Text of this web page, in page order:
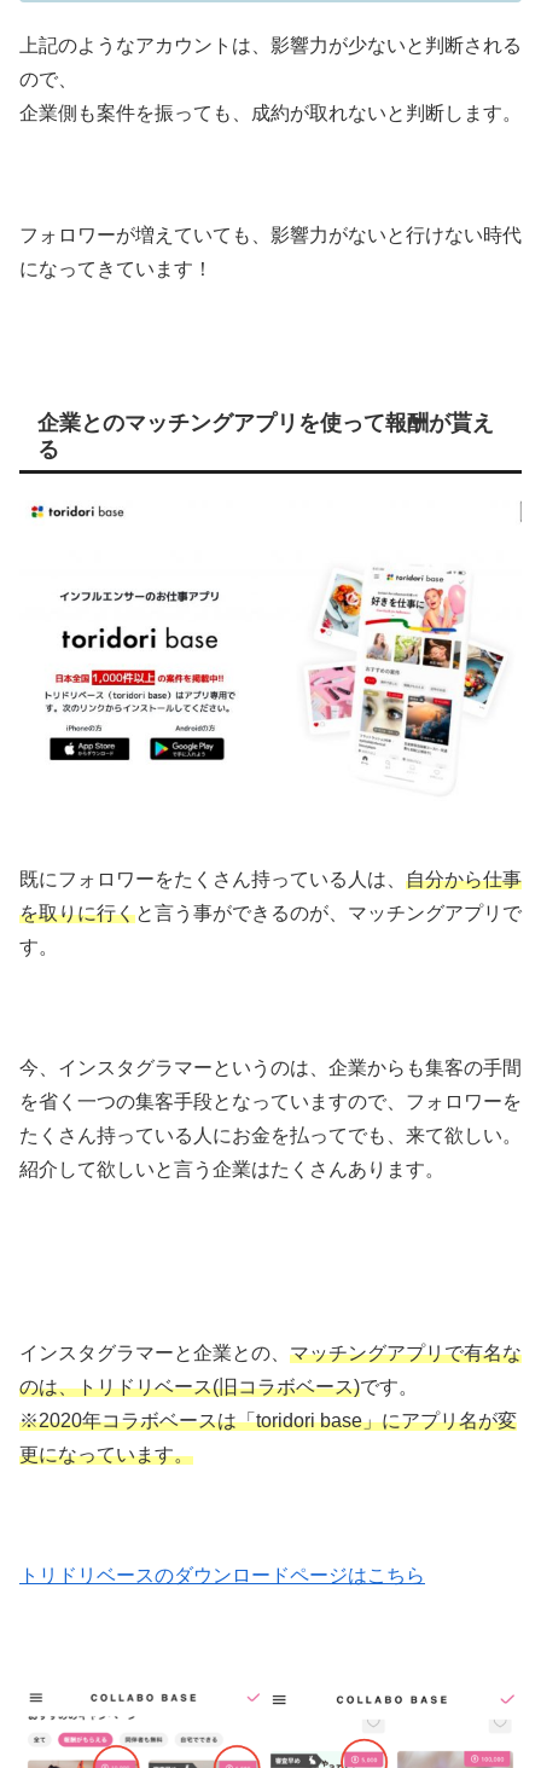
上記のようなアカウントは、影響力が少ないと判断される
ので、
企業側も案件を振っても、成約が取れないと判断します。
フォロワーが増えていても、影響力がないと行けない時代
になってきています！
企業とのマッチングアプリを使って報酬が貰え
る
既にフォロワーをたくさん持っている人は、 自分から仕事
を取りに行くと言う事ができるのが、マッチングアプリで
す。
今、インスタグラマーというのは、企業からも集客の手間
を省く一つの集客手段となっていますので、フォロワーを
たくさん持っている人にお金を払ってでも、来て欲しい。
紹介して欲しいと言う企業はたくさんあります。
インスタグラマーと企業との、 マッチングアプリで有名な
のは、トリドリベース(旧コラボベース)です。
※2020年コラボベースは「toridori base」にアプリ名が変
更になっています。
トリドリベースのダウンロードページはこちら